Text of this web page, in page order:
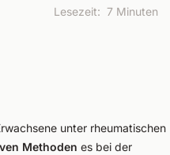
Lesezeit: 7 Minuten
unter rheumatischen
Methoden es bei der